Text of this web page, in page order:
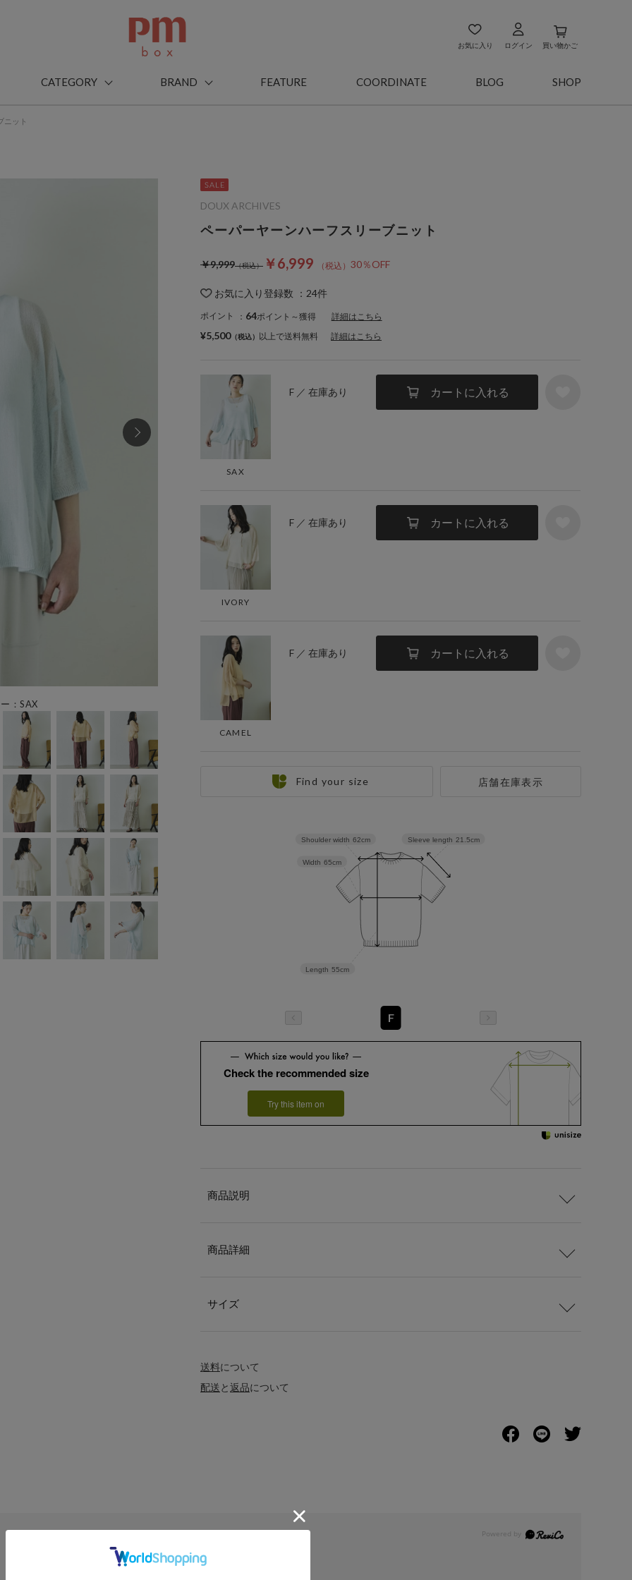
お気に入り ログイン 買い物かご
CATEGORY BRAND FEATURE COORDINATE BLOG SHOP
ニット
：SAX
ペーパーヤーンハーフスリーブニット
￥6,999 30％OFF
￥9,999
お気に入り登録数 ： 24件
ポイント ： 64ポイント～獲得 詳細はこちら
SAX
F ／ 在庫あり カートに入れる
IVORY
F ／ 在庫あり カートに入れる
CAMEL
F ／ 在庫あり カートに入れる
店舗在庫表示
DOUX ARCHIVES
¥5,500 以上で送料無料 詳細はこちら
Find your size
Sleeve length 21.5cm
Length 55cm
Width 65cm
Shoulder width 62cm
F
Check the recommended size
Try this item on
商品説明
商品詳細
サイズ
送料について
配送と返品について